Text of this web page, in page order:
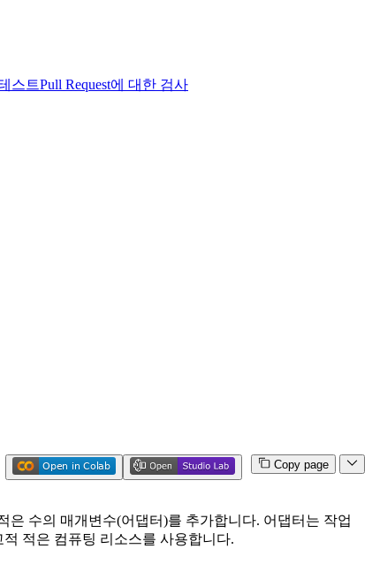
스트Pull Request에 대한 검사
Copy page
수의 매개변수(어댑터)를 추가합니다. 어댑터는 작업
적은 컴퓨팅 리소스를 사용합니다.